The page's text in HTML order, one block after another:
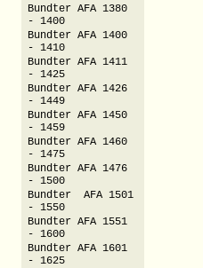
Bundter AFA 1380
- 1400
Bundter AFA 1400
- 1410
Bundter AFA 1411
- 1425
Bundter AFA 1426
- 1449
Bundter AFA 1450
- 1459
Bundter AFA 1460
- 1475
Bundter AFA 1476
- 1500
Bundter AFA 1501
- 1550
Bundter AFA 1551
- 1600
Bundter AFA 1601
- 1625